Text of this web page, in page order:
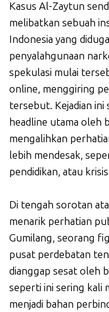
Kasus Al-Zaytun
melibatkan sebuah
Indonesia yang
penyalahgunaan
spekulasi mulai
online, menggiring
tersebut. Kejadian ini
headline utama oleh
mengalihkan
lebih mendesak,
pendidikan, atau
Di tengah sorotan
menarik perhatian
Gumilang, seorang
pusat perdebatan
dianggap sesat oleh
seperti ini sering kali
menjadi bahan